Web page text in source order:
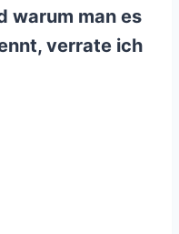
warum man es
verrate ich